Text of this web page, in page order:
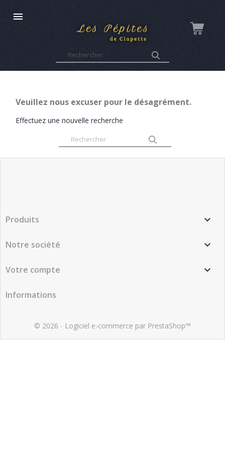

Veuillez nous excuser pour le désagrément.
Effectuez une nouvelle recherche
Produits 
Notre société 
Votre compte 
Informations
© 2026 - Logiciel e-commerce par PrestaShop™